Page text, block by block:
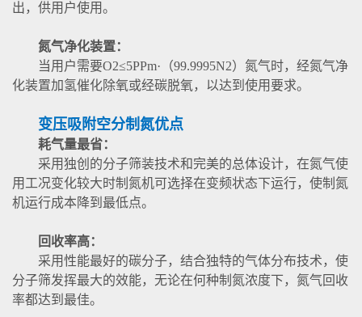
出，供用户使用。
氮气净化装置：
当用户需要O2≤5PPm·（99.9995N2）氮气时，经氮气净
化装置加氢催化除氧或经碳脱氧，以达到使用要求。
变压吸附空分制氮优点
耗气量最省：
采用独创的分子筛装技术和完美的总体设计，在氮气使
用工况变化较大时制氮机可选择在变频状态下运行，使制氮
机运行成本降到最低点。
回收率高：
采用性能最好的碳分子，结合独特的气体分布技术，使
分子筛发挥最大的效能，无论在何种制氮浓度下，氮气回收
率都达到最佳。